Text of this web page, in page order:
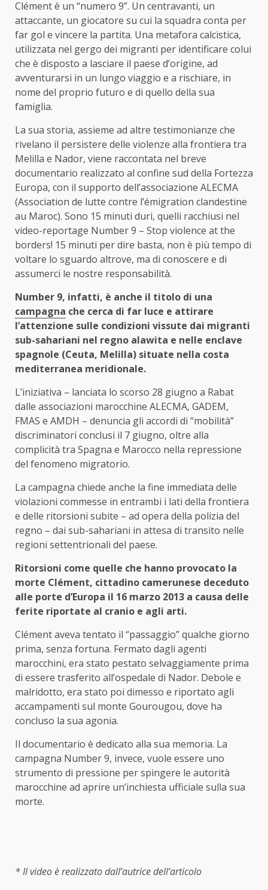
Clément è un “numero 9”. Un centravanti, un
attaccante, un giocatore su cui la squadra conta per
far gol e vincere la partita. Una metafora calcistica,
utilizzata nel gergo dei migranti per identificare colui
che è disposto a lasciare il paese d’origine, ad
avventurarsi in un lungo viaggio e a rischiare, in
nome del proprio futuro e di quello della sua
famiglia.
La sua storia, assieme ad altre testimonianze che
rivelano il persistere delle violenze alla frontiera tra
Melilla e Nador, viene raccontata nel breve
documentario realizzato al confine sud della Fortezza
Europa, con il supporto dell’associazione ALECMA
(Association de lutte contre l’émigration clandestine
au Maroc). Sono 15 minuti duri, quelli racchiusi nel
video-reportage Number 9 – Stop violence at the
borders! 15 minuti per dire basta, non è più tempo di
voltare lo sguardo altrove, ma di conoscere e di
assumerci le nostre responsabilità.
Number 9, infatti, è anche il titolo di una
campagna che cerca di far luce e attirare
l’attenzione sulle condizioni vissute dai migranti
sub-sahariani nel regno alawita e nelle enclave
spagnole (Ceuta, Melilla) situate nella costa
mediterranea meridionale.
L’iniziativa – lanciata lo scorso 28 giugno a Rabat
dalle associazioni marocchine ALECMA, GADEM,
FMAS e AMDH – denuncia gli accordi di “mobilità”
discriminatori conclusi il 7 giugno, oltre alla
complicità tra Spagna e Marocco nella repressione
del fenomeno migratorio.
La campagna chiede anche la fine immediata delle
violazioni commesse in entrambi i lati della frontiera
e delle ritorsioni subite – ad opera della polizia del
regno – dai sub-sahariani in attesa di transito nelle
regioni settentrionali del paese.
Ritorsioni come quelle che hanno provocato la
morte Clément, cittadino camerunese deceduto
alle porte d’Europa il 16 marzo 2013 a causa delle
ferite riportate al cranio e agli arti.
Clément aveva tentato il “passaggio” qualche giorno
prima, senza fortuna. Fermato dagli agenti
marocchini, era stato pestato selvaggiamente prima
di essere trasferito all’ospedale di Nador. Debole e
malridotto, era stato poi dimesso e riportato agli
accampamenti sul monte Gourougou, dove ha
concluso la sua agonia.
Il documentario è dedicato alla sua memoria. La
campagna Number 9, invece, vuole essere uno
strumento di pressione per spingere le autorità
marocchine ad aprire un’inchiesta ufficiale sulla sua
morte.
* Il video è realizzato dall’autrice dell’articolo